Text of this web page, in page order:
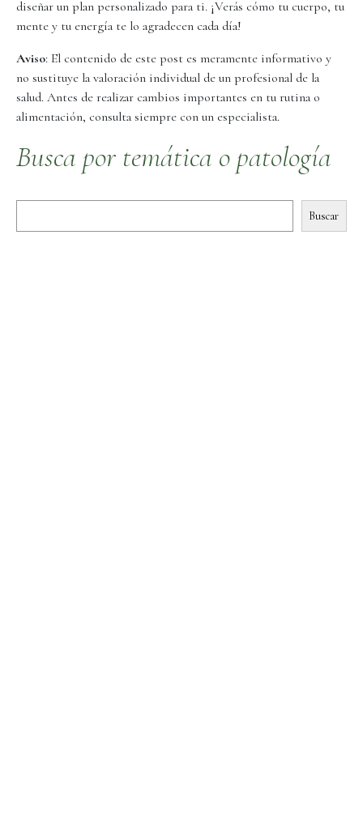
diseñar un plan personalizado para ti. ¡Verás cómo tu cuerpo, tu
mente y tu energía te lo agradecen cada día!
Aviso: El contenido de este post es meramente informativo y
no sustituye la valoración individual de un profesional de la
salud. Antes de realizar cambios importantes en tu rutina o
alimentación, consulta siempre con un especialista.
Busca por temática o patología
Buscar